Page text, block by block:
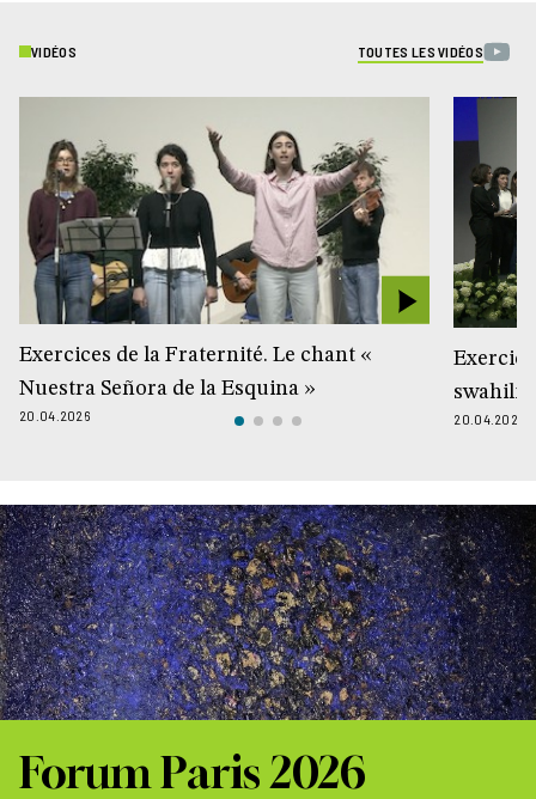
VIDÉOS TOUTES LES VIDÉOS
Exercices de la Fraternité. Le chant «
Nuestra Señora de la Esquina »
20.04.2026
swahili
20.04.2026
Forum Paris 2026